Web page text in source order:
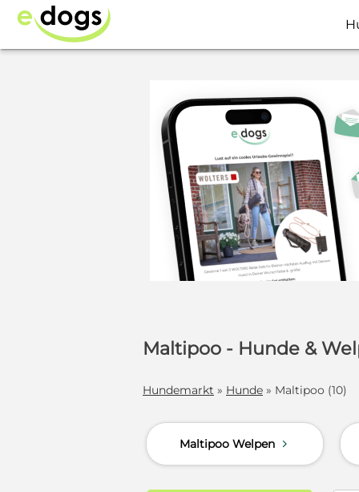
Maltipoo - Hunde &
Hundemarkt » Hunde » Maltipoo (10)
Maltipoo Welpen d